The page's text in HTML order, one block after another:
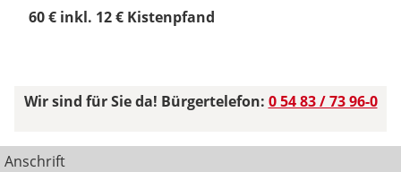
60 € inkl. 12 € Kistenpfand
Wir sind für Sie da! Bürgertelefon: 0 54 83 / 73 96-0
Anschrift